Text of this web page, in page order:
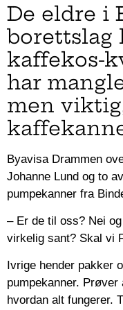
De eldre i
borettslag
kaffekos-
har
men
Byavisa Drammen
Johanne Lund og to
pumpekanner fra
– Er de til oss? Nei
virkelig sant? Skal vi
Ivrige hender pakker
pumpekanner.
hvordan alt fungerer.